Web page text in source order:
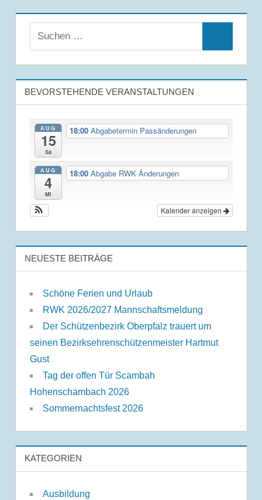
BEVORSTEHENDE VERANSTALTUNGEN
AUG
15
Sa
18:00Abgabetermin Passänderungen
AUG
4
Mi
18:00Abgabe RWK Änderungen
Kalender anzeigen
NEUESTE BEITRÄGE
Schöne Ferien und Urlaub
RWK 2026/2027 Mannschaftsmeldung
Der Schützenbezirk Oberpfalz trauert um
seinen Bezirksehrenschützenmeister Hartmut
Gust
Tag der offen Tür Scambah
Hohenschambach 2026
Sommernachtsfest 2026
KATEGORIEN
Ausbildung